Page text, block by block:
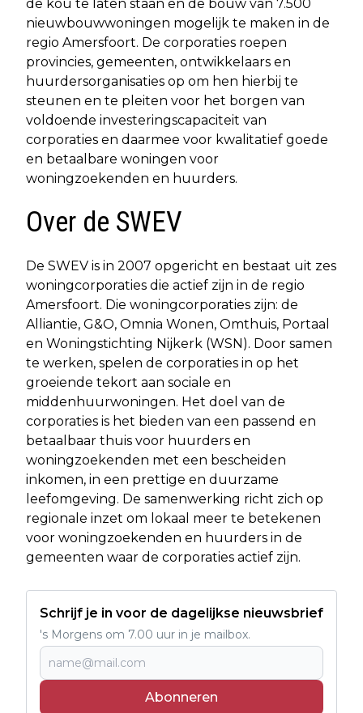
de kou te laten staan en de bouw van 7.500
nieuwbouwwoningen mogelijk te maken in de
regio Amersfoort. De corporaties roepen
provincies, gemeenten, ontwikkelaars en
huurdersorganisaties op om hen hierbij te
steunen en te pleiten voor het borgen van
voldoende investeringscapaciteit van
corporaties en daarmee voor kwalitatief goede
en betaalbare woningen voor
woningzoekenden en huurders.
Over de SWEV
De SWEV is in 2007 opgericht en bestaat uit zes
woningcorporaties die actief zijn in de regio
Amersfoort. Die woningcorporaties zijn: de
Alliantie, G&O, Omnia Wonen, Omthuis, Portaal
en Woningstichting Nijkerk (WSN). Door samen
te werken, spelen de corporaties in op het
groeiende tekort aan sociale en
middenhuurwoningen. Het doel van de
corporaties is het bieden van een passend en
betaalbaar thuis voor huurders en
woningzoekenden met een bescheiden
inkomen, in een prettige en duurzame
leefomgeving. De samenwerking richt zich op
regionale inzet om lokaal meer te betekenen
voor woningzoekenden en huurders in de
gemeenten waar de corporaties actief zijn.
Schrijf je in voor de dagelijkse nieuwsbrief
's Morgens om 7.00 uur in je mailbox.
Abonneren